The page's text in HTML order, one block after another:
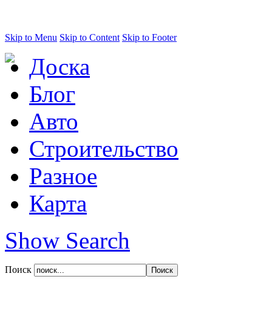
Skip to Menu Skip to Content Skip to Footer
Доска
Блог
Авто
Строительство
Разное
Карта
Show Search
Поиск